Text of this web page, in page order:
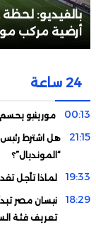
بالفيديو:
أرضية مركب
24 ساعة
00:13 مورينيو
21:15
هل اشترط
“المونديال”؟
19:33 لماذا تأجل
18:29
نيسان مصر
تعريف فئة